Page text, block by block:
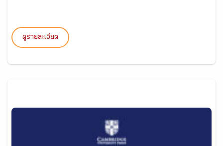
ดูรายละเอียด